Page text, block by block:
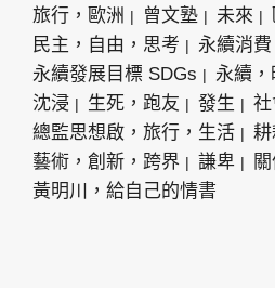
旅行，歐洲
曾文塾 未來
民主，自由，思考
永續消費
永續發展目標 SDGs
永續
沈浸
生死，跑友 發生 社
總監思想啟，旅行，生活
藝術，創新，跨界
謙卑
黃明川，給自己的情書